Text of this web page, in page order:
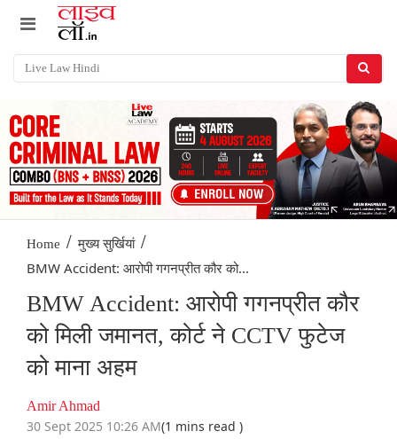
Home / मुख्य सुर्खियां /
BMW Accident: आरोपी गगनप्रीत कौर को...
BMW Accident: आरोपी गगनप्रीत कौर
को मिली जमानत, कोर्ट ने CCTV फुटेज
को माना अहम
Amir Ahmad
30 Sept 2025 10:26 AM(1 mins read )